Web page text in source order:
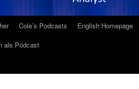
Cole’s Podcasts
English Homepage
als Podcast